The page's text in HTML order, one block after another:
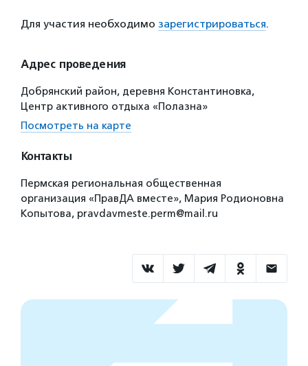
Для участия необходимо зарегистрироваться.
Адрес проведения
Добрянский район, деревня Константиновка,
Центр активного отдыха «Полазна»
Посмотреть на карте
Контакты
Пермская региональная общественная
организация «ПравДА вместе», Мария Родионовна
Копытова, pravdavmeste.perm@mail.ru